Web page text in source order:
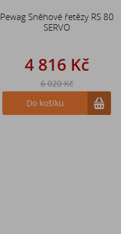
Pewag Sněhové řetězy RS 80
SERVO
4 816 Kč
6 020 Kč
Do košíku